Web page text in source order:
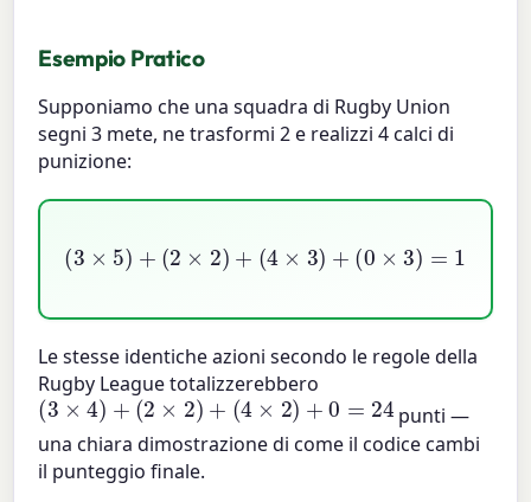
Esempio Pratico
Supponiamo che una squadra di Rugby Union
segni 3 mete, ne trasformi 2 e realizzi 4 calci di
punizione:
(3 ×5)+ 2 ×2 + 4× 3 +
0× 3 =15 4+ 12+ = 31
Le stesse identiche azioni secondo le regole della
Rugby League totalizzerebbero
(3×4)+(2×2)+(4×2)+0=24
punti —
una chiara dimostrazione di come il codice cambi
il punteggio finale.